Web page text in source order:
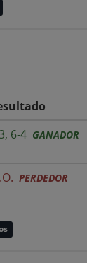
6-4 GANADOR
PERDEDOR